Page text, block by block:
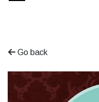
Go back